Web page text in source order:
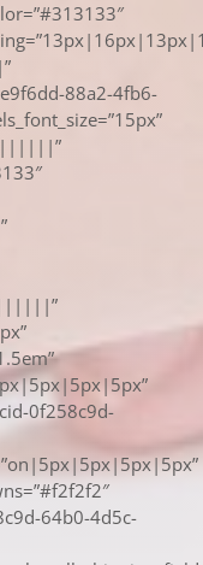
88a2-4fb6-
0f258c9d-
64b0-4d5c-